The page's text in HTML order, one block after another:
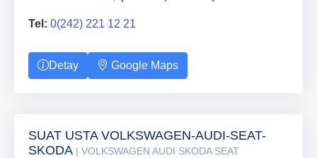
Tel: 0(242) 221 12 21
Detay Google Maps
SUAT USTA VOLKSWAGEN-AUDI-SEAT-
SKODA | VOLKSWAGEN AUDI SKODA SEAT